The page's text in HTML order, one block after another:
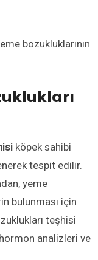
bozukluklarının
köpek sahibi
tespit edilir.
yeme
bulunması için
teşhisi
analizleri ve